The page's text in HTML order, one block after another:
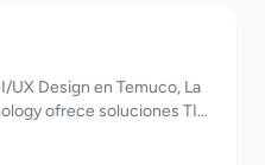
UX Design en Temuco, La
ofrece soluciones TI